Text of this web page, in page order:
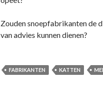
Zouden snoepfabrikanten de
van advies kunnen dienen?
FABRIKANTEN KATTEN